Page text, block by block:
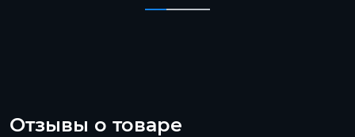
Отзывы о товаре